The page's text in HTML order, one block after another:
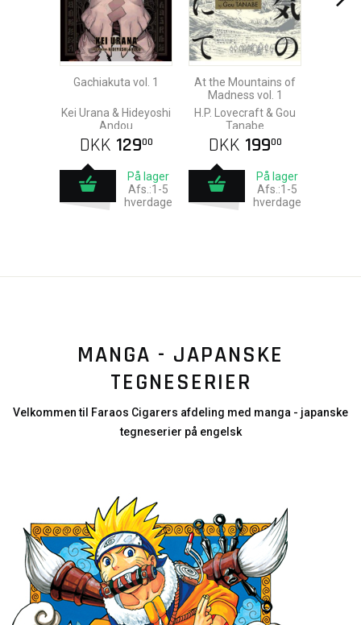
Gachiakuta vol. 1
Kei Urana & Hideyoshi
Andou
DKK 12900
På lager
Afs.:1-5
hverdage
At the Mountains of
Madness vol. 1
H.P. Lovecraft & Gou
Tanabe
DKK 19900
På lager
Afs.:1-5
hverdage
MANGA - JAPANSKE
TEGNESERIER
Velkommen til Faraos Cigarers afdeling med manga - japanske
tegneserier på engelsk